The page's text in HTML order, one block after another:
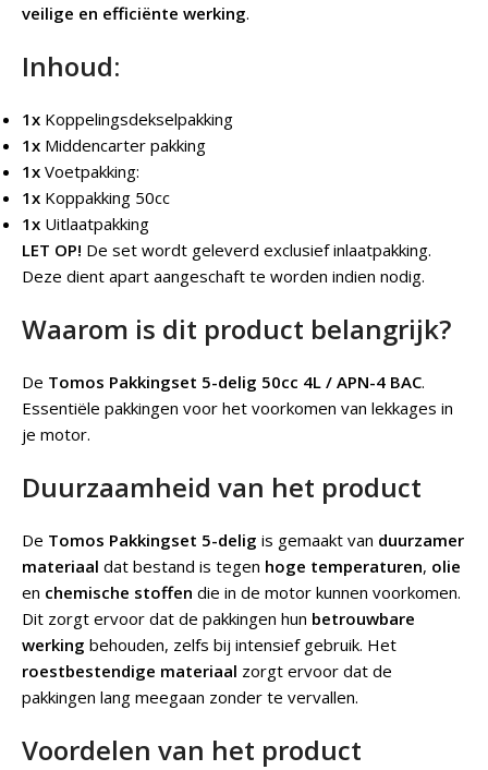
veilige en efficiënte werking.
Inhoud:
1x Koppelingsdekselpakking
1x Middencarter pakking
1x Voetpakking:
1x Koppakking 50cc
1x Uitlaatpakking
LET OP! De set wordt geleverd exclusief inlaatpakking.
Deze dient apart aangeschaft te worden indien nodig.
Waarom is dit product belangrijk?
De Tomos Pakkingset 5-delig 50cc 4L / APN-4 BAC.
Essentiële pakkingen voor het voorkomen van lekkages in
je motor.
Duurzaamheid van het product
De Tomos Pakkingset 5-delig is gemaakt van duurzamer
materiaal dat bestand is tegen hoge temperaturen, olie
en chemische stoffen die in de motor kunnen voorkomen.
Dit zorgt ervoor dat de pakkingen hun betrouwbare
werking behouden, zelfs bij intensief gebruik. Het
roestbestendige materiaal zorgt ervoor dat de
pakkingen lang meegaan zonder te vervallen.
Voordelen van het product